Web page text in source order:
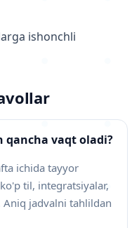
ishonchli
qancha vaqt oladi?
ichida tayyor
til, integratsiyalar,
jadvalni tahlildan